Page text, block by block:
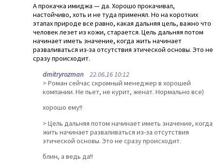
А прокачка имиджа — да. Хорошо прокачивал,
настойчиво, хоть и не туда применял. Но на коротких
этапах природе все равно, какая дальняя цель, важно что
человек лезет из кожи, старается. Цель дальняя потом
начинает иметь значение, когда жить начинает
разваливаться из-за отсутствия этической основы. Это не
сразу происходит.
dmitryrozman 22.06.16 10:12
> Роман сейчас скромный менеджер в хорошей
компании. Не пьет, не курит, женат. Нормально все)
хорошо ему!!
> Цель дальняя потом начинает иметь значение, когда
жить начинает разваливаться из-за отсутствия
этической основы. Это не сразу происходит.
блин, а ведь да!!